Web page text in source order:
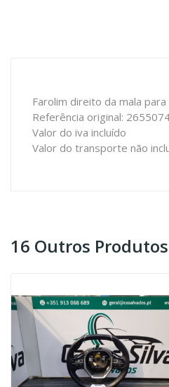
Farolim direito da mala para
Referência original:
Valor do iva incluído
Valor do transporte não
16 Outros